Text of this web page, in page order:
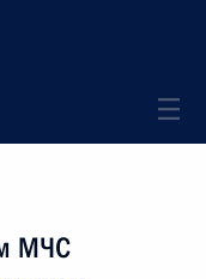
МЧС